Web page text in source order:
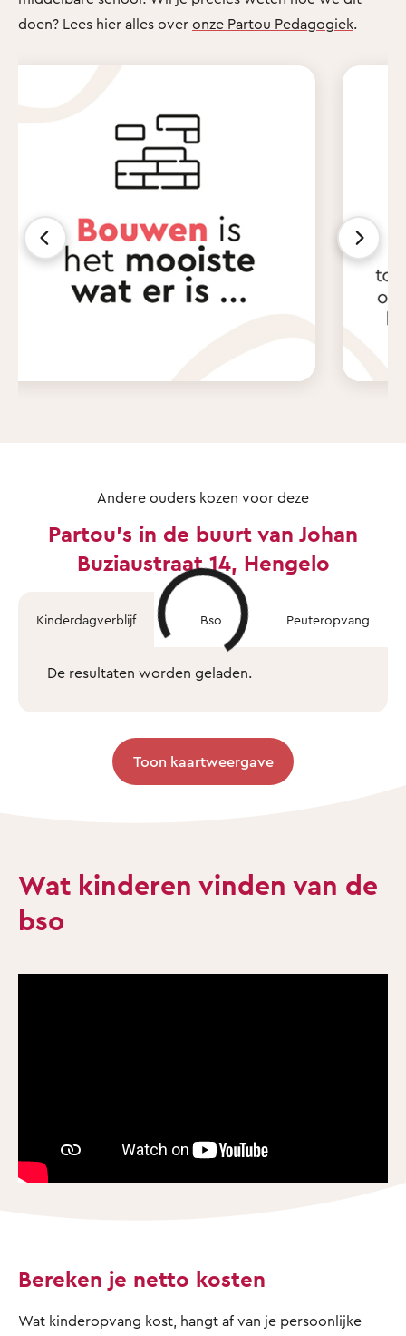
doen? Lees hier alles over onze Partou Pedagogiek.
Andere ouders kozen voor deze
Partou's in de buurt van Johan
Buziaustraat 14, Hengelo
Kinderdagverblijf Bso Peuteropvang
De resultaten worden geladen.
Toon kaartweergave
Wat kinderen vinden van de
bso
Bereken je netto kosten
Wat kinderopvang kost, hangt af van je persoonlijke